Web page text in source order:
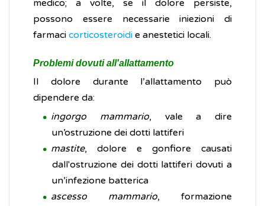
medico; a volte, se il dolore persiste,
possono essere necessarie iniezioni di
farmaci corticosteroidi e anestetici locali.
Problemi dovuti all'allattamento
Il dolore durante l’allattamento può
dipendere da:
ingorgo mammario, vale a dire
un’ostruzione dei dotti lattiferi
mastite, dolore e gonfiore causati
dall'ostruzione dei dotti lattiferi dovuti a
un’infezione batterica
ascesso mammario, formazione